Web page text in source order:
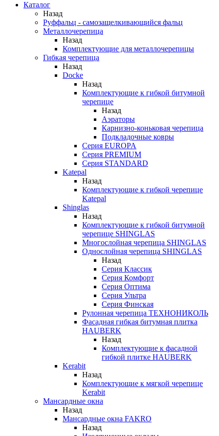
Каталог
Назад
Руффальц - самозащелкивающийся фальц
Металлочерепица
Назад
Комплектующие для металлочерепицы
Гибкая черепица
Назад
Docke
Назад
Комплектующие к гибкой битумной
черепице
Назад
Аэраторы
Карнизно-коньковая черепица
Подкладочные ковры
Серия EUROPA
Серия PREMIUM
Серия STANDARD
Katepal
Назад
Комплектующие к гибкой черепице
Katepal
Shinglas
Назад
Комплектующие к гибкой битумной
черепице SHINGLAS
Многослойная черепица SHINGLAS
Однослойная черепица SHINGLAS
Назад
Серия Классик
Серия Комфорт
Серия Оптима
Серия Ультра
Серия Финская
Рулонная черепица ТЕХНОНИКОЛЬ
Фасадная гибкая битумная плитка
HAUBERK
Назад
Комплектующие к фасадной
гибкой плитке HAUBERK
Kerabit
Назад
Комплектующие к мягкой черепице
Kerabit
Мансардные окна
Назад
Мансардные окна FAKRO
Назад